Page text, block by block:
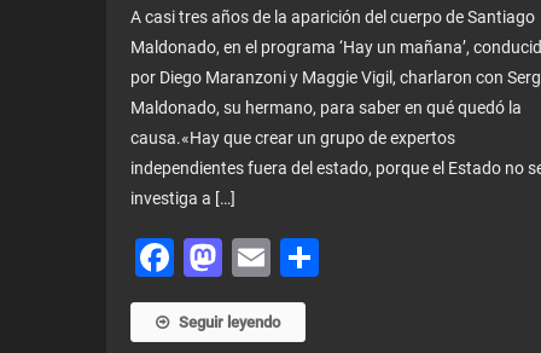
A casi tres años de la aparición del cuerpo de Santiago
Maldonado, en el programa ‘Hay un mañana’,
por Diego Maranzoni y Maggie Vigil, charlaron con
Maldonado, su hermano, para saber en qué quedó la
causa.«Hay que crear un grupo de expertos
independientes fuera del estado, porque el Estado no
investiga a […]
Facebook
Mastodon
EmailShare
Seguir leyendo